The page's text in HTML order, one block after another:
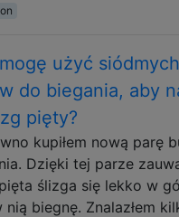
użyć
do biegania, aby
pięty?
kupiłem nową parę
Dzięki tej parze
ślizga się lekko w
nią biegnę. Znalazłem